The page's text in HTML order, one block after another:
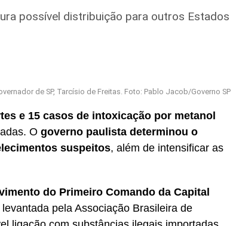
possível distribuição para outros Estados
de SP, Tarcísio de Freitas. Foto: Pablo Jacob/Governo SP
e 15 casos de intoxicação por metanol
O governo paulista determinou o
suspeitos, além de intensificar as
do Primeiro Comando da Capital
pela Associação Brasileira de